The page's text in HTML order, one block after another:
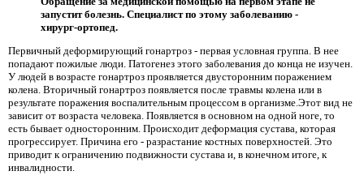
запустит болезнь. Специалист по этому заболеванию -
хирург-ортопед.
Первичный деформирующий гонартроз - первая условная группа. В нее
попадают пожилые люди. Патогенез этого заболевания до конца не изучен.
У людей в возрасте гонартроз проявляется двусторонним поражением
колена. Вторичный гонартроз появляется после травмы колена или в
результате поражения воспалительным процессом в организме.Этот вид не
зависит от возраста человека. Появляется в основном на одной ноге, то
есть бывает односторонним. Происходит деформация сустава, которая
прогрессирует. Причина его - разрастание костных поверхностей. Это
приводит к ограничению подвижности сустава и, в конечном итоге, к
инвалидности.